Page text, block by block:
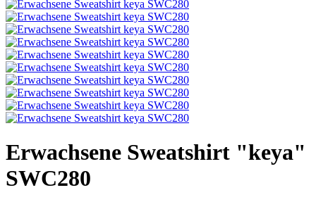
Erwachsene Sweatshirt "keya"
SWC280